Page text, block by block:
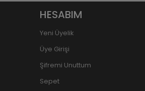
HESABIM
Yeni Üyelik
Üye Girişi
Şifremi Unuttum
Sepet